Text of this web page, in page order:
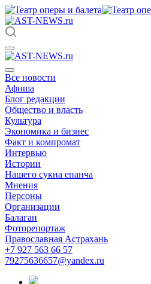
Все новости
Афиша
Блог редакции
Общество и власть
Культура
Экономика и бизнес
Факт и компромат
Интервью
Истории
Нашего сукна епанча
Мнения
Персоны
Организации
Балаган
Фоторепортаж
Православная Астрахань
+7 927 563 66 57
79275636657@yandex.ru